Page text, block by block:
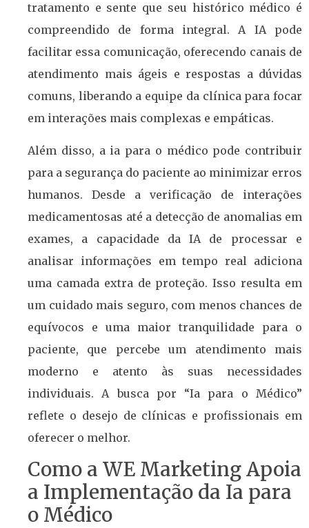
tratamento e sente que seu histórico médico é
compreendido de forma integral. A IA pode
facilitar essa comunicação, oferecendo canais de
atendimento mais ágeis e respostas a dúvidas
comuns, liberando a equipe da clínica para focar
em interações mais complexas e empáticas.
Além disso, a ia para o médico pode contribuir
para a segurança do paciente ao minimizar erros
humanos. Desde a verificação de interações
medicamentosas até a detecção de anomalias em
exames, a capacidade da IA de processar e
analisar informações em tempo real adiciona
uma camada extra de proteção. Isso resulta em
um cuidado mais seguro, com menos chances de
equívocos e uma maior tranquilidade para o
paciente, que percebe um atendimento mais
moderno e atento às suas necessidades
individuais. A busca por “Ia para o Médico”
reflete o desejo de clínicas e profissionais em
oferecer o melhor.
Como a WE Marketing Apoia
a Implementação da Ia para
o Médico